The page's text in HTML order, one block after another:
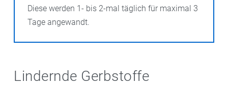
Diese werden 1- bis 2-mal täglich für maximal 3
Tage angewandt.
Lindernde Gerbstoffe